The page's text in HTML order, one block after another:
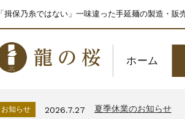
「揖保乃糸ではない」一味違った手延麺の製造・販
ホーム
お知らせ 2026.7.27 夏季休業のお知らせ